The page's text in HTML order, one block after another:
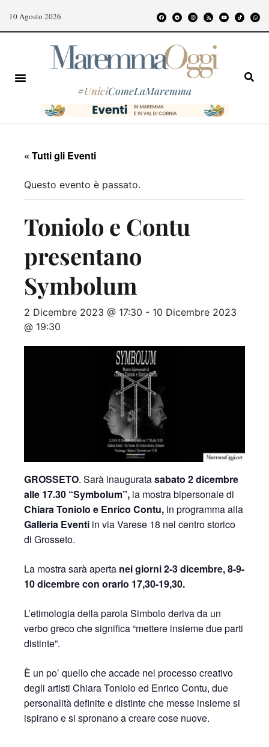
10 Agosto 2026
#UniciComeLaMaremma
« Tutti gli Eventi
Questo evento è passato.
Toniolo e Contu
presentano
Symbolum
2 Dicembre 2023 @ 17:30 - 10 Dicembre 2023
@ 19:30
GROSSETO. Sarà inauguratasabato 2 dicembre
alle 17.30 “Symbolum”, la mostra bipersonale di
Chiara Toniolo e Enrico Contu, in programma alla
Galleria Eventi in via Varese 18 nel centro storico
di Grosseto.
La mostra sarà aperta nei giorni 2-3 dicembre, 8-9-
10 dicembre con orario 17,30-19,30.
L’etimologia della parola Simbolo deriva da un
verbo greco che significa “mettere insieme due parti
distinte”.
È un po’ quello che accade nel processo creativo
degli artisti Chiara Toniolo ed Enrico Contu, due
personalità definite e distinte che messe insieme si
ispirano e si spronano a creare cose nuove.